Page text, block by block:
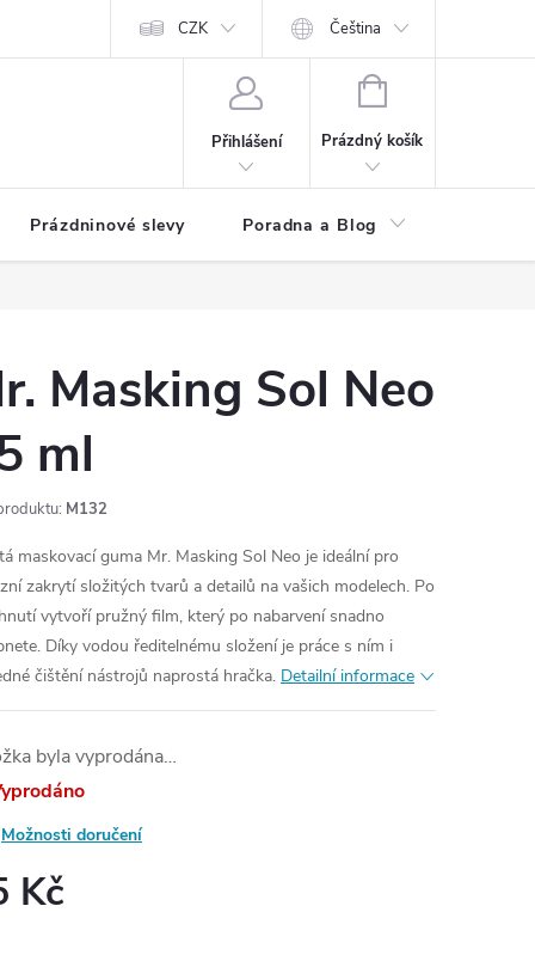
Hodnocení obchodu
CZK Čeština
Přihlášení
NÁKUPNÍ
Prázdný košík
Prázdninové slevy Poradna a Blog
Masking Sol Neo
ml
M132
maskovací guma Mr. Masking Sol Neo je ideální pro
zakrytí složitých tvarů a detailů na vašich modelech. Po
vytvoří pružný film, který po nabarvení snadno
Díky vodou ředitelnému složení je práce s ním i
čištění nástrojů naprostá hračka. Detailní informace
byla vyprodána…
Možnosti doručení
Kč